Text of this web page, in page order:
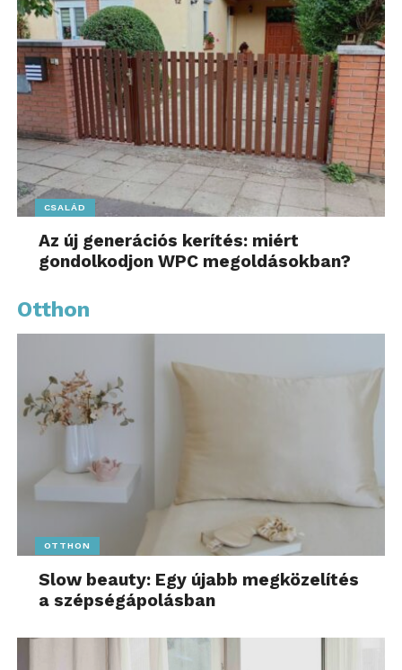
CSALÁD
Az új generációs kerítés: miért
gondolkodjon WPC megoldásokban?
Otthon
OTTHON
Slow beauty: Egy újabb megközelítés
a szépségápolásban